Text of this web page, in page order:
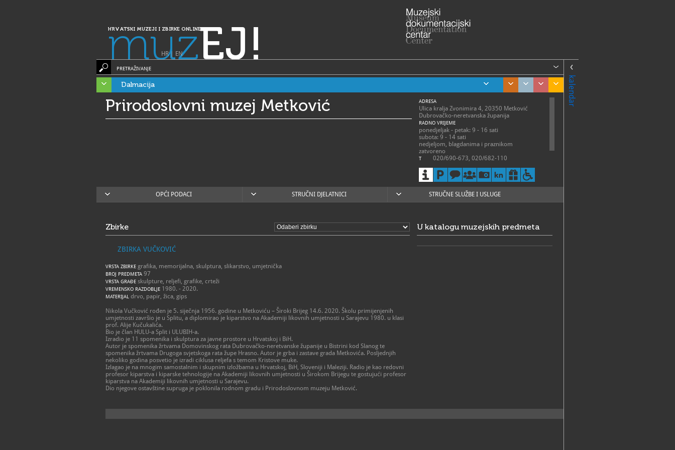
HRVATSKI MUZEJI I ZBIRKE ONLINE
muzEJ!
HR| EN
kalendar
PRETRAŽIVANJE
Dalmacija
Prirodoslovni muzej Metković ADRESA
Ulica kralja Zvonimira 4, 20350 Metković
Dubrovačko-neretvanska županija
RADNO VRIJEME
ponedjeljak - petak: 9 - 16 sati
subota: 9 - 14 sati
nedjeljom, blagdanima i praznikom
zatvoreno
T 020/690-673, 020/682-110
W https://pmm.hr/
OPĆI PODACI STRUČNI DJELATNICI STRUČNE SLUŽBE I USLUGE
Zbirke
ZBIRKA VUČKOVIĆ
VRSTA ZBIRKE grafika, memorijalna, skulptura, slikarstvo, umjetnička
BROJ PREDMETA 97
VRSTA GRAĐE skulpture, reljefi, grafike, crteži
VREMENSKO RAZDOBLJE 1980. - 2020.
MATERIJAL drvo, papir, žica, gips
Nikola Vučković rođen je 5. siječnja 1956. godine u Metkoviću – Široki Brijeg 14.6. 2020. Školu primijenjenih
umjetnosti završio je u Splitu, a diplomirao je kiparstvo na Akademiji likovnih umjetnosti u Sarajevu 1980. u klasi
prof. Alije Kučukalića.
Bio je član HULU-a Split i ULUBIH-a.
Izradio je 11 spomenika i skulptura za javne prostore u Hrvatskoj i BiH.
Autor je spomenika žrtvama Domovinskog rata Dubrovačko-neretvanske županije u Bistrini kod Slanog te
spomenika žrtvama Drugoga svjetskoga rata župe Hrasno. Autor je grba i zastave grada Metkovića. Posljednjih
nekoliko godina posvetio je izradi ciklusa reljefa s temom Kristove muke.
Izlagao je na mnogim samostalnim i skupnim izložbama u Hrvatskoj, BiH, Sloveniji i Maleziji. Radio je kao redovni
profesor kiparstva i kiparske tehnologije na Akademiji likovnih umjetnosti u Širokom Brijegu te gostujući profesor
kiparstva na Akademiji likovnih umjetnosti u Sarajevu.
Dio njegove ostavštine supruga je poklonila rodnom gradu i Prirodoslovnom muzeju Metković.
U katalogu muzejskih predmeta